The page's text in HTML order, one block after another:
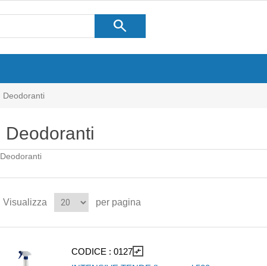
search
Deodoranti
Deodoranti
Deodoranti
Visualizza per pagina
CODICE : 0127 compare_arrows